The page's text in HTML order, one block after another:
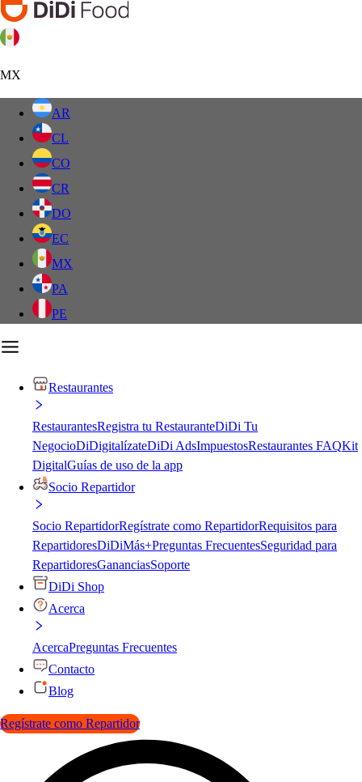
MX
AR
CL
CO
CR
DO
EC
MX
PA
PE
Restaurantes
RestaurantesRegistra tu RestauranteDiDi Tu
NegocioDiDigitalízateDiDi AdsImpuestosRestaurantes FAQKit
DigitalGuías de uso de la app
Socio Repartidor
Socio RepartidorRegístrate como RepartidorRequisitos para
RepartidoresDiDiMás+Preguntas FrecuentesSeguridad para
RepartidoresGananciasSoporte
DiDi Shop
Acerca
AcercaPreguntas Frecuentes
Contacto
Blog
Regístrate como Repartidor